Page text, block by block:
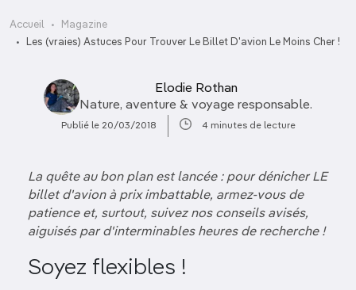
Accueil
Magazine
Les (vraies) Astuces Pour Trouver Le Billet D'avion Le Moins Cher !
Elodie Rothan
Nature, aventure & voyage responsable.
Publié le 20/03/2018 4 minutes de lecture
La quête au bon plan est lancée : pour dénicher LE
billet d'avion à prix imbattable, armez-vous de
patience et, surtout, suivez nos conseils avisés,
aiguisés par d'interminables heures de recherche !
Soyez flexibles !